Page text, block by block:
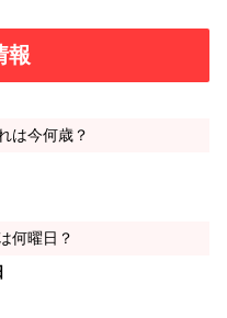
報
は今何歳？
何曜日？